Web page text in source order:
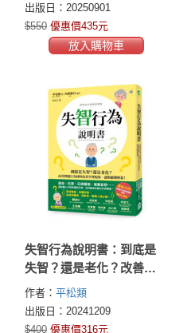
(Frank Ostaseski)
出版日：20250901
$550 優惠價435元
放入購物車
失智行為說明書：到底是
失智？還是老化？改善問
題行為同時改善生理現
象，讓照顧變輕鬆！
作者： 平松類
出版日：20241209
$400 優惠價316元